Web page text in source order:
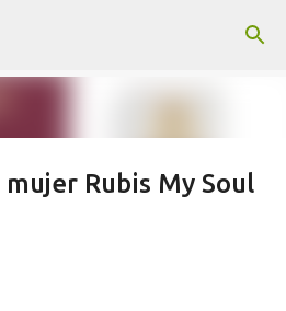
principal
Hydra Deliplus
(nuevo)
Rubis My Soul